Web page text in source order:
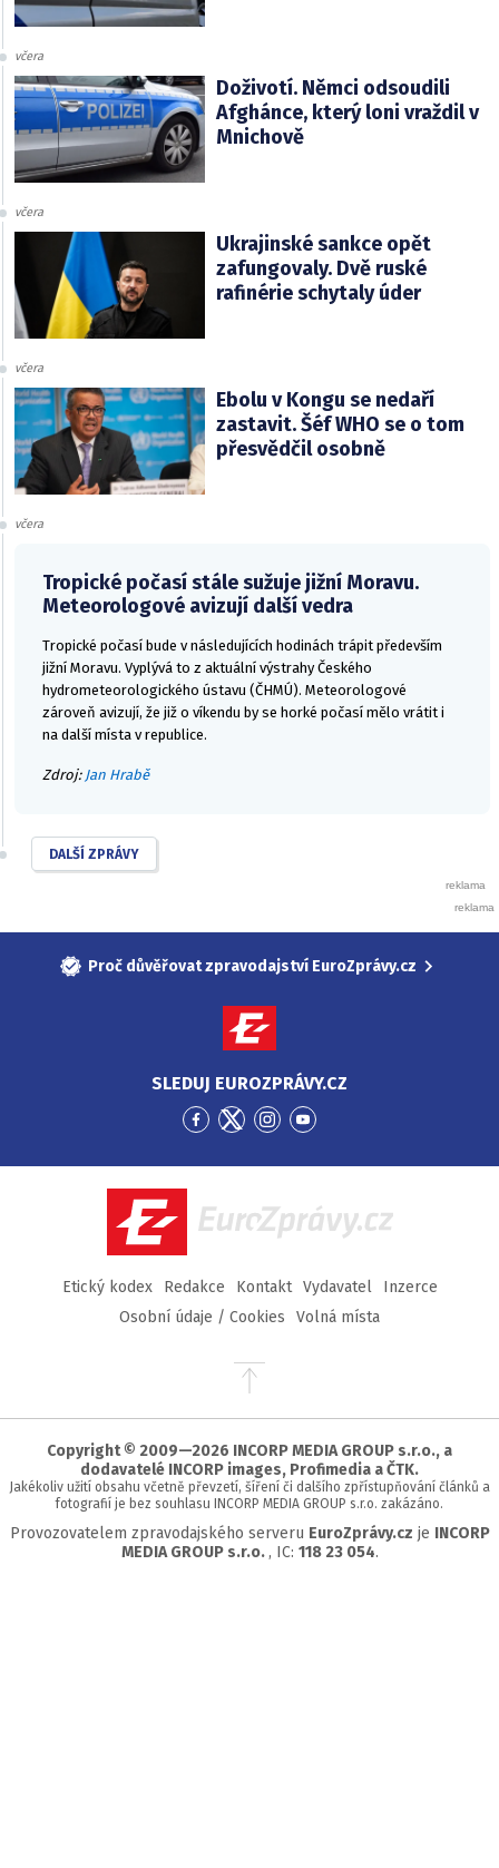
včera
Doživotí. Němci odsoudili
Afghánce, který loni vraždil v
Mnichově
včera
Ukrajinské sankce opět
zafungovaly. Dvě ruské
rafinérie schytaly úder
včera
Ebolu v Kongu se nedaří
zastavit. Šéf WHO se o tom
přesvědčil osobně
včera
Tropické počasí stále sužuje jižní Moravu.
Meteorologové avizují další vedra
Tropické počasí bude v následujících hodinách trápit především
jižní Moravu. Vyplývá to z aktuální výstrahy Českého
hydrometeorologického ústavu (ČHMÚ). Meteorologové
zároveň avizují, že již o víkendu by se horké počasí mělo vrátit i
na další místa v republice.
Zdroj: Jan Hrabě
DALŠÍ ZPRÁVY
Proč důvěřovat zpravodajství EuroZprávy.cz
SLEDUJ EUROZPRÁVY.CZ
Přejít
Facebook
Přejít
Twitter
Přejít
Instagram
Přejít
YouTube
EuroZprávy.cz
Etický kodex Redakce Kontakt Vydavatel
Inzerce
Osobní údaje / Cookies
Volná místa
Přejít
stránky
Copyright © 2009—2026 INCORP MEDIA GROUP s.r.o., a
dodavatelé INCORP images, Profimedia a ČTK.
Jakékoliv užití obsahu včetně převzetí, šíření či dalšího zpřístupňování článků a
fotografií je bez souhlasu INCORP MEDIA GROUP s.r.o. zakázáno.
Provozovatelem zpravodajského serveru EuroZprávy.cz je INCORP
MEDIA GROUP s.r.o. , IC: 118 23 054.